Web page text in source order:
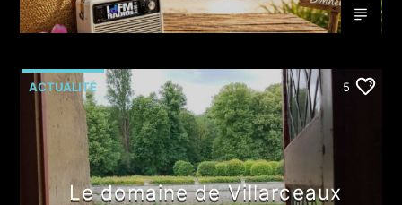
ACTUALITÉ 5
Le domaine de Villarceaux